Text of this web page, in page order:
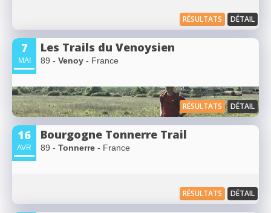
RÉSULTATS DÉTAIL
7
MAI
Les Trails du Venoysien
89 - Venoy - France
RÉSULTATS DÉTAIL
16
AVR
Bourgogne Tonnerre Trail
89 - Tonnerre - France
RÉSULTATS DÉTAIL